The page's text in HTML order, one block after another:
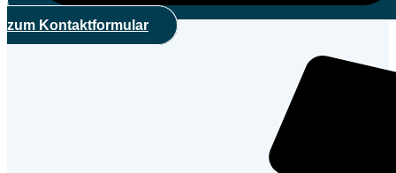
zum Kontaktformular